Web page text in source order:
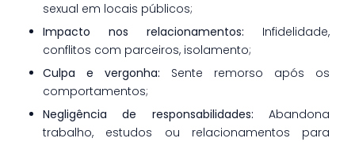
sexual em locais públicos;
Impacto nos relacionamentos: Infidelidade,
conflitos com parceiros, isolamento;
Culpa e vergonha: Sente remorso após os
comportamentos;
Negligência de responsabilidades: Abandona
trabalho, estudos ou relacionamentos para